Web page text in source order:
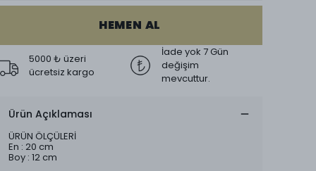
HEMEN AL
5000 ₺ üzeri
ücretsiz kargo
İade yok 7 Gün
değişim
mevcuttur.
Ürün Açıklaması
ÜRÜN ÖLÇÜLERİ
En : 20 cm
Boy : 12 cm